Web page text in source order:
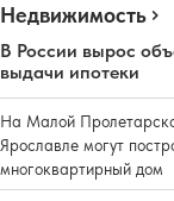
Недвижимость
В России вырос
выдачи ипотеки
На Малой
Ярославле могут
многоквартирный дом